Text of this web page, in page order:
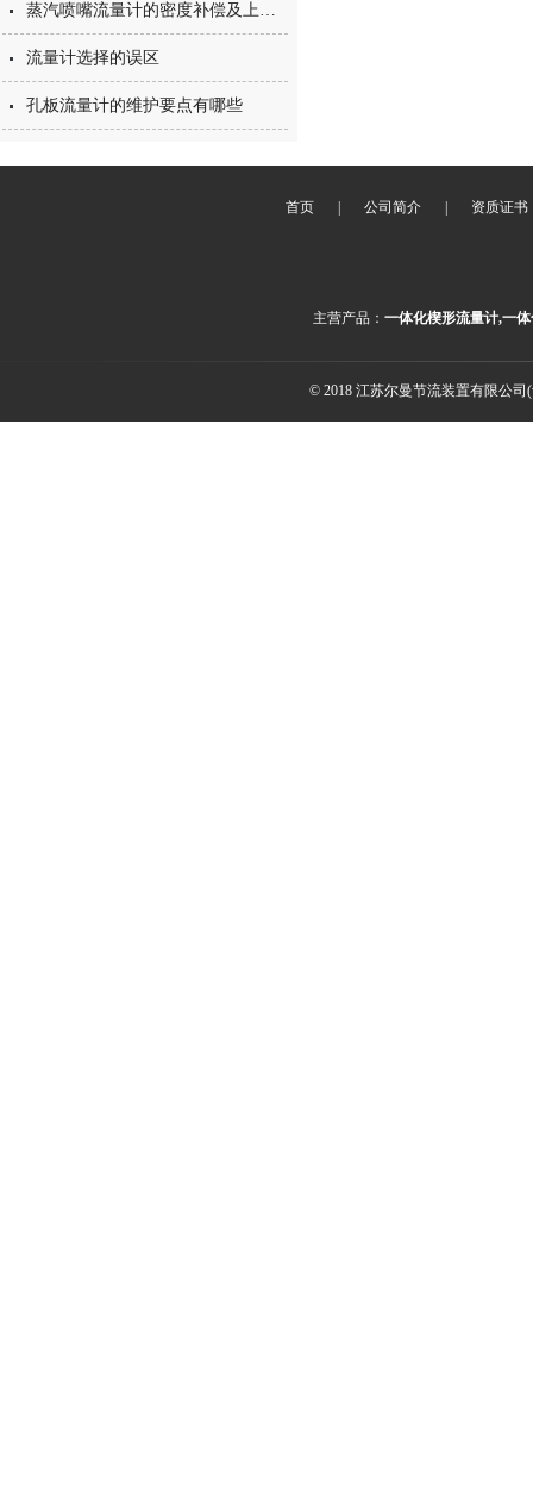
蒸汽喷嘴流量计的密度补偿及上下游直管段安装
流量计选择的误区
孔板流量计的维护要点有哪些
首页 公司简介 资质证书
主营产品：一体化楔形流量计,一
© 2018 江苏尔曼节流装置有限公司